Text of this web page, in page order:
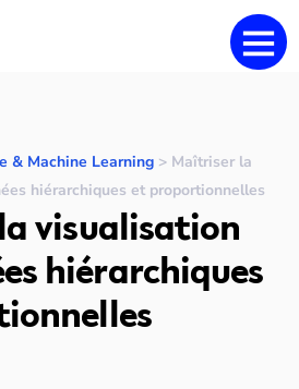
& Machine Learning > Maîtriser la
hiérarchiques et proportionnelles
visualisation
hiérarchiques